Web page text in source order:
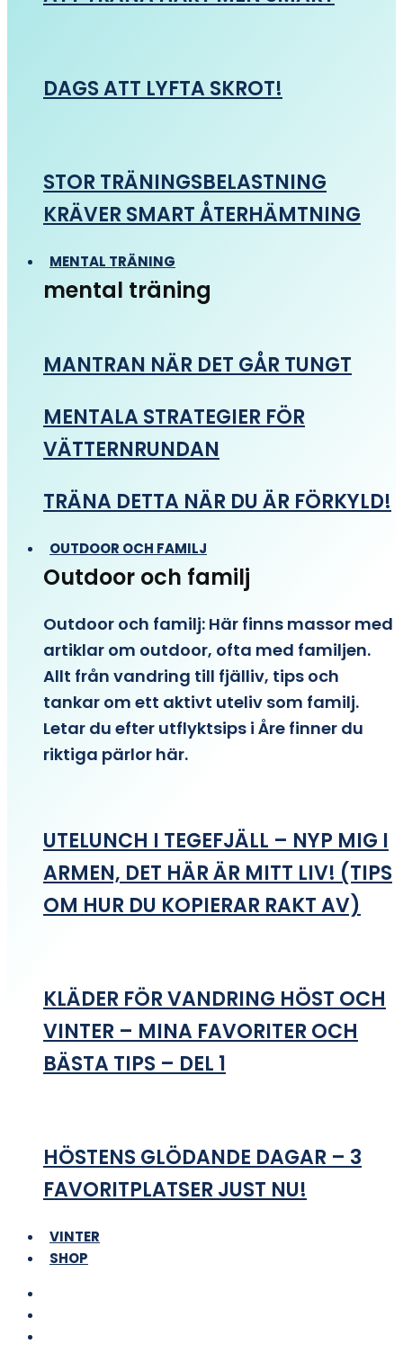
DAGS ATT LYFTA SKROT!
STOR TRÄNINGSBELASTNING
KRÄVER SMART ÅTERHÄMTNING
MENTAL TRÄNING
mental träning
MANTRAN NÄR DET GÅR TUNGT
MENTALA STRATEGIER FÖR
VÄTTERNRUNDAN
TRÄNA DETTA NÄR DU ÄR FÖRKYLD!
OUTDOOR OCH FAMILJ
Outdoor och familj
Outdoor och familj: Här finns massor med
artiklar om outdoor, ofta med familjen.
Allt från vandring till fjälliv, tips och
tankar om ett aktivt uteliv som familj.
Letar du efter utflyktsips i Åre finner du
riktiga pärlor här.
UTELUNCH I TEGEFJÄLL – NYP MIG I
ARMEN, DET HÄR ÄR MITT LIV! (TIPS
OM HUR DU KOPIERAR RAKT AV)
KLÄDER FÖR VANDRING HÖST OCH
VINTER – MINA FAVORITER OCH
BÄSTA TIPS – DEL 1
HÖSTENS GLÖDANDE DAGAR – 3
FAVORITPLATSER JUST NU!
VINTER
SHOP